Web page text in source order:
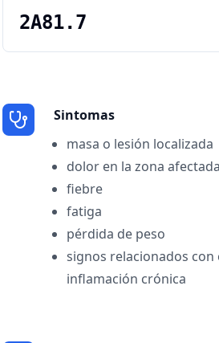
2A81.7
Sintomas
masa o lesión localizada
dolor en la zona afectada
fiebre
fatiga
pérdida de peso
signos relacionados con
inflamación crónica